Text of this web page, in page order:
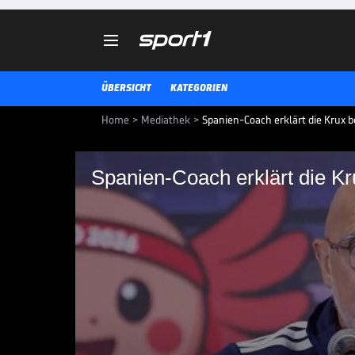

ÜBERSICHT KATEGORIEN
Home > Mediathek > Spanien-Coach erklärt die Krux
Spanien-Coach erklärt die
Spanien-Coach
Spanien-Coach Luis de la
optimistisch, dass Lamine
dass Gavis hartes Einsteigen
dazugehört.